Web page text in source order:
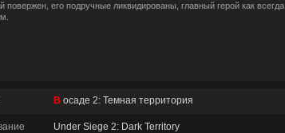
повержен, его подручные ликвидированы, главный герой как всегда
В осаде 2: Темная территория
Under Siege 2: Dark Territory